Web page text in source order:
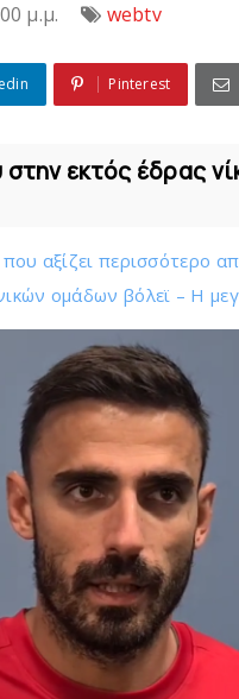
μ.μ. webtv
Pinterest
εκτός έδρας
αξίζει περισσότερο
ομάδων βόλεϊ – H